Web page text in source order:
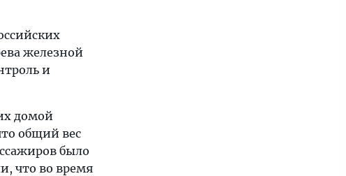
железной
и
домой
общий вес
было
что во время